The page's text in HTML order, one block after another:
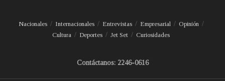
Nacionales Internacionales Entrevistas Empresarial
Opinión
Cultura
Deportes Jet Set Curiosidades
Contáctanos: 2246-0616